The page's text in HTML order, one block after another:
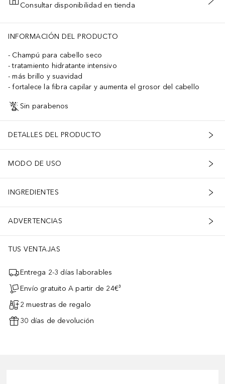
AÑADIR AL CARRITO
Consultar disponibilidad en tienda
INFORMACIÓN DEL PRODUCTO
Champú para cabello seco
tratamiento hidratante intensivo
más brillo y suavidad
fortalece la fibra capilar y aumenta el grosor del cabello
Sin parabenos
DETALLES DEL PRODUCTO
MODO DE USO
INGREDIENTES
ADVERTENCIAS
TUS VENTAJAS
Entrega 2-3 días laborables
Envío gratuito A partir de 24€³
2 muestras de regalo
30 días de devolución